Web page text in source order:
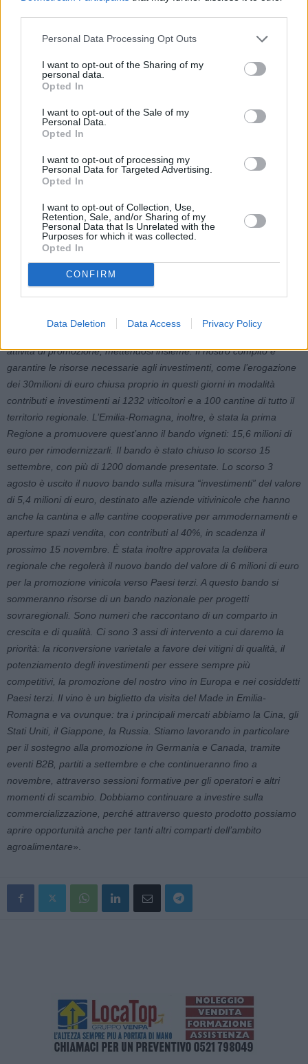
Personal Data Processing Opt Outs
I want to opt-out of the Sharing of my
personal data.
Opted In
I want to opt-out of the Sale of my
Personal Data.
Opted In
I want to opt-out of processing my
Personal Data for Targeted Advertising.
Opted In
I want to opt-out of Collection, Use,
Retention, Sale, and/or Sharing of my
Personal Data that Is Unrelated with the
Purposes for which it was collected.
Opted In
CONFIRM
Data Deletion Data Access Privacy Policy
Tra forni e telecamere, in tv e sul web si alterneranno tutti i nomi
più importanti della pizza gourmet in Italia: Francesco Martucci,
Gino Sorbillo, Renato Bosco, Luca Pezzetta, Pier Daniele Seu,
Massimiliano Fraccarolo, Riccardo Furlani, Patrick Zanoni, Cristian
Marasco, Luca Vardaro, Paola Cappuccio, Francesco Capece,
Vincenzo Esposito, Mirko Petracci, Tommaso Vatti, Alessio
Mattaccini, Riccardo Pancini, Antonio Pappalardo, Ivan Ferraro,
rappresentanza dell’Emilia Romagna ci sarà, come sopra
anticipato, Gianni Di Lella de “La Bufala” di Maranello.
Dichiarazione dell’Assessore agricoltura e agroalimentare Regione
Emilia-Romagna, Alessio Mammi: «In Emilia-Romagna sono 30 i
vini Dop e Igp, certificazioni che indicano la qualità dei prodotti
regionali, in grande crescita anche sul commercio nazionale ed
estero. La Regione Emilia-Romagna cerca di fare la sua parte, nel
le cantine, dimostrano un grande spirito di coesione, e ci sono
attività di promozione, mettendosi insieme. Il nostro compito è
garantire le risorse necessarie agli investimenti, come l’erogazione
dei 30milioni di euro chiusa proprio in questi giorni in modalità
contributi e investimenti ai 1232 viticoltori e a 100 cantine di tutto il
territorio regionale. L’Emilia-Romagna inoltre è stata la prima
Regione a promuovere quest’anno il bando vigneti: 15,6 milioni di
euro per rimodernizzarli. Il bando è stato chiuso lo scorso 15
settembre, con più di 1200 domande presentate. Lo scorso 3
agosto è uscito il nuovo bando sulla misura “investimenti” del valore
di 5,4 milioni di euro, destinato alle aziende vitivinicole che hanno
anche la cantina e alle cantine cooperative per ammodernamenti e
aperture spazi vendita, con contributi al 40%, in scadenza il
prossimo 15 novembre. È stata inoltre approvata la delibera
regionale che regolerà il nuovo bando del valore di 6 milioni di euro
per la promozione vinicola verso Paesi terzi. A questo bando si
sommeranno risorse di un bando nazionale per progetti
sovraregionali. Sono numeri che raccontano di un comparto in
crescita e di qualità. Ci sono 3 assi di intervento a cui daremo la
priorità: la riconversione varietale a favore dei vitigni di qualità, il
potenziamento degli investimenti per essere sempre più
competitivi, la promozione del nostro vino in Europa e nei cosiddetti
Paesi terzi. Il vino è un biglietto da visita del Made in Emilia-
Romagna e va ovunque: tra i principali mercati abbiamo la Cina, gli
Stati Uniti, il Giappone, la Russia. Stiamo lavorando in particolare
per il sostegno alla promozione in Germania e Canada, tramite
eventi B2B, partiti a settembre e che continueranno fino a
novembre, attraverso sessioni formative per gli operatori e altri
momenti di scambio. Dobbiamo continuare a investire sulla
commercializzazione, perché attraverso questo prodotto possiamo
aprire opportunità anche per tanti altri comparti dell’ambito
agroalimentare».